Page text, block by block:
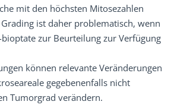
mit den höchsten Mitosezahlen
ist daher problematisch, wenn
zur Beurteilung zur Verfügung
können relevante Veränderungen
gegebenenfalls nicht
Tumorgrad verändern.